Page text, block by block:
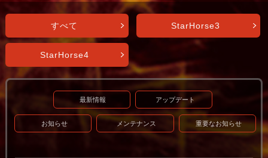
すべて StarHorse3
StarHorse4
最新情報 アップデート
お知らせ メンテナンス 重要なお知らせ